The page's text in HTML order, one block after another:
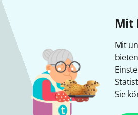
Mit
Mit
Sie